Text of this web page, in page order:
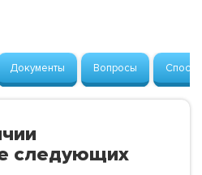
Документы Вопросы
следующих